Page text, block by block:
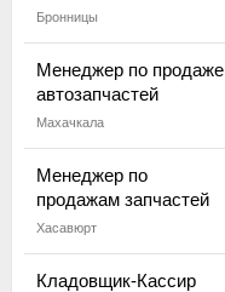
Бронницы
Менеджер по продаже
автозапчастей
Махачкала
Менеджер по
продажам запчастей
Хасавюрт
Кладовщик-Кассир